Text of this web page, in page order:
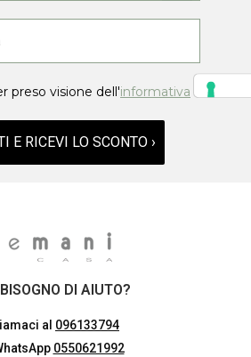
preso visione dell'informativa
E RICEVI LO SCONTO ›
DI AIUTO?
al 096133794
0550621992